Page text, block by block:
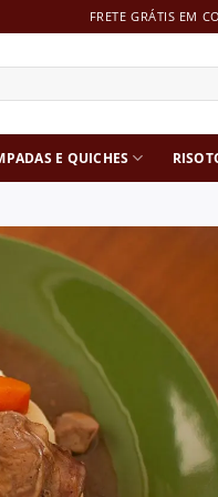
FRETE GRÁTIS EM
E QUICHES